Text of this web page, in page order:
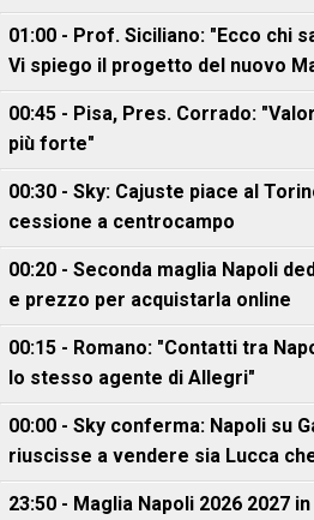
01:00 - Prof. Siciliano: "Ecco chi
Vi spiego il progetto del nuovo
00:45 - Pisa, Pres. Corrado:
più forte"
00:30 - Sky: Cajuste piace al
cessione a centrocampo
00:20 - Seconda maglia Napoli
e prezzo per acquistarla online
00:15 - Romano: "Contatti tra
lo stesso agente di Allegri"
00:00 - Sky conferma: Napoli su
riuscisse a vendere sia Lucca
23:50 - Maglia Napoli 2026 2027